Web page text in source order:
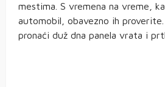
mestima. S vremena na vreme,
automobil, obavezno ih
pronaći duž dna panela vrata i